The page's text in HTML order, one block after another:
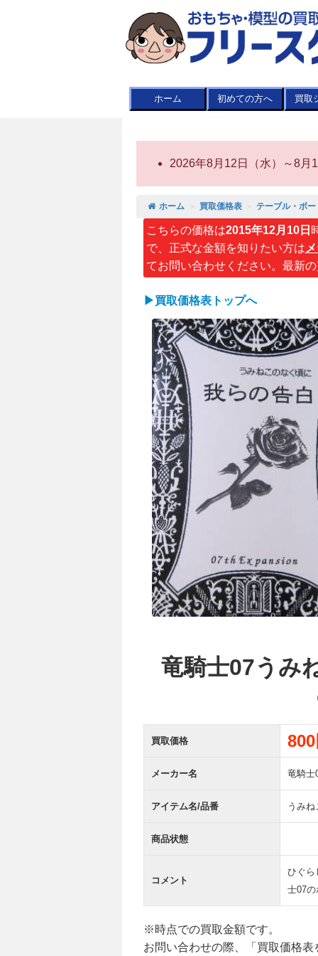
ホーム 初めての方へ 買取
2026年8月12日（水）～8月
ホーム ＞ 買取価格表 ＞ テーブル・ボ
こちらの価格は2015年12月10日
で、正式な金額を知りたい方は
てお問い合わせください。最新
▶買取価格表トップへ
竜騎士07うみ
買取価格
メーカー名 竜騎士
アイテム名/品番 うみ
商品状態
コメント
ひぐら
士07
※時点での買取金額です。
お問い合わせの際、「買取価格